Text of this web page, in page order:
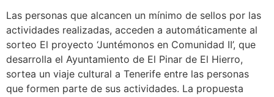
Las personas que alcancen un mínimo de sellos por las
actividades realizadas, acceden a automáticamente al
sorteo El proyecto ‘Juntémonos en Comunidad II’, que
desarrolla el Ayuntamiento de El Pinar de El Hierro,
sortea un viaje cultural a Tenerife entre las personas
que formen parte de sus actividades. La propuesta